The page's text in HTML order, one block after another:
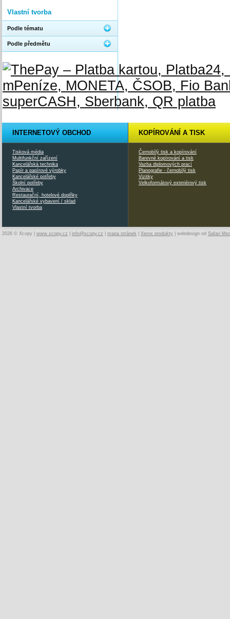
Vlastní tvorba
Podle tématu
Podle předmětu
INTERNETOVÝ OBCHOD
Tisková média
Multifunkční zařízení
Kancelářská technika
Papír a papírové výrobky
Kancelářské potřeby
Školní potřeby
Archivace
Restaurační, hotelové doplňky
Kancelářské vybavení / sklad
Vlastní tvorba
KOPÍROVÁNÍ A TISK
Černobílý tisk a kopírování
Barevné kopírování a tisk
Vazba diplomových prací
Planografie - černobílý tisk
Vizitky
Velkoformátový exteriérový tisk
2026 © Xcopy | www.xcopy.cz info@xcopy.cz mapa stránek Xerox produkty | webdesign od Safari